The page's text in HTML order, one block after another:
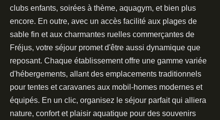
clubs enfants, soirées à thème, aquagym, et bien plus
encore. En outre, avec un accès facilité aux plages de
sable fin et aux charmantes ruelles commerçantes de
Fréjus, votre séjour promet d'être aussi dynamique que
reposant. Chaque établissement offre une gamme variée
d'hébergements, allant des emplacements traditionnels
pour tentes et caravanes aux mobil-homes modernes et
équipés. En un clic, organisez le séjour parfait qui alliera
nature, confort et plaisir aquatique pour des souvenirs